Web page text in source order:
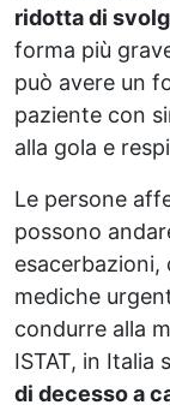
ridotta di
forma più
può avere un
paziente con
alla gola e
Le persone
possono
esacerbazioni,
mediche
condurre alla
ISTAT, in
di decesso a